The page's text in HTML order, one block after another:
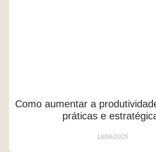
Como aumentar a
práticas e
18/06/2025